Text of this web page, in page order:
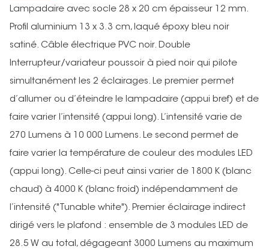
Lampadaire avec socle 28 x 20 cm épaisseur 12 mm.
Profil aluminium 13 x 3.3 cm, laqué époxy bleu noir
satiné. Câble électrique PVC noir. Double
Interrupteur/variateur poussoir à pied noir qui pilote
simultanément les 2 éclairages. Le premier permet
d’allumer ou d’éteindre le lampadaire (appui bref) et de
faire varier l’intensité (appui long). L’intensité varie de
270 Lumens à 10 000 Lumens. Le second permet de
faire varier la température de couleur des modules LED
(appui long). Celle-ci peut ainsi varier de 1800 K (blanc
chaud) à 4000 K (blanc froid) indépendamment de
l’intensité ("Tunable white"). Premier éclairage indirect
dirigé vers le plafond : ensemble de 3 modules LED de
28.5 W au total, dégageant 3000 Lumens au maximum